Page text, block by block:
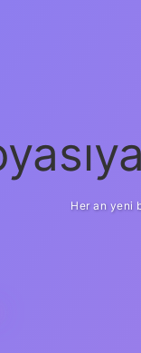
Her an yeni